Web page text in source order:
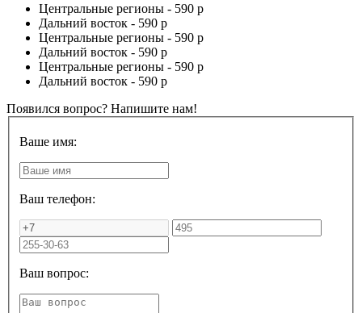
Центральные регионы - 590 р
Дальний восток - 590 р
Центральные регионы - 590 р
Дальний восток - 590 р
Центральные регионы - 590 р
Дальний восток - 590 р
Появился вопрос? Напишите нам!
Ваше имя:
Ваш телефон:
Ваш вопрос: